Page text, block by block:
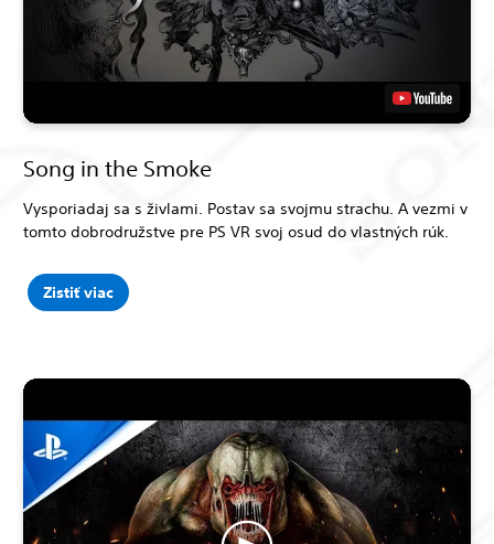
Song in the Smoke
Vysporiadaj sa s živlami. Postav sa svojmu strachu. A vezmi v
tomto dobrodružstve pre PS VR svoj osud do vlastných rúk.
Zistiť viac